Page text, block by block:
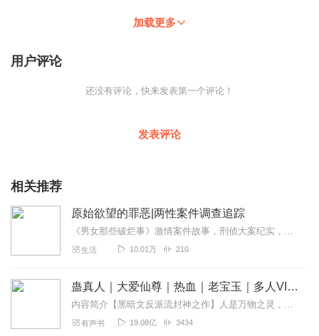
加载更多
用户评论
还没有评论，快来发表第一个评论！
发表评论
相关推荐
原始欲望的罪恶|两性案件调查追踪
《男女那些破烂事》激情案件故事，刑侦大案纪实，情感犯罪纪实，每日更新。色字头上一把刀，刀刀都是索命魂。爱情是这个世界永恒的主题，当然，强哥说的是正常人的男女爱恋...
生活 10.01万 210
蛊真人｜大爱仙尊｜热血｜老宝玉｜多人VIP免费有声剧
内容简介【黑暗文反派流封神之作】人是万物之灵，蛊是天地真精。一个穿越者不断重生的故事。一个养蛊、炼蛊、用蛊的奇特世界。配音组（男角色）老宝玉旁白...
有声书 19.08亿 3434